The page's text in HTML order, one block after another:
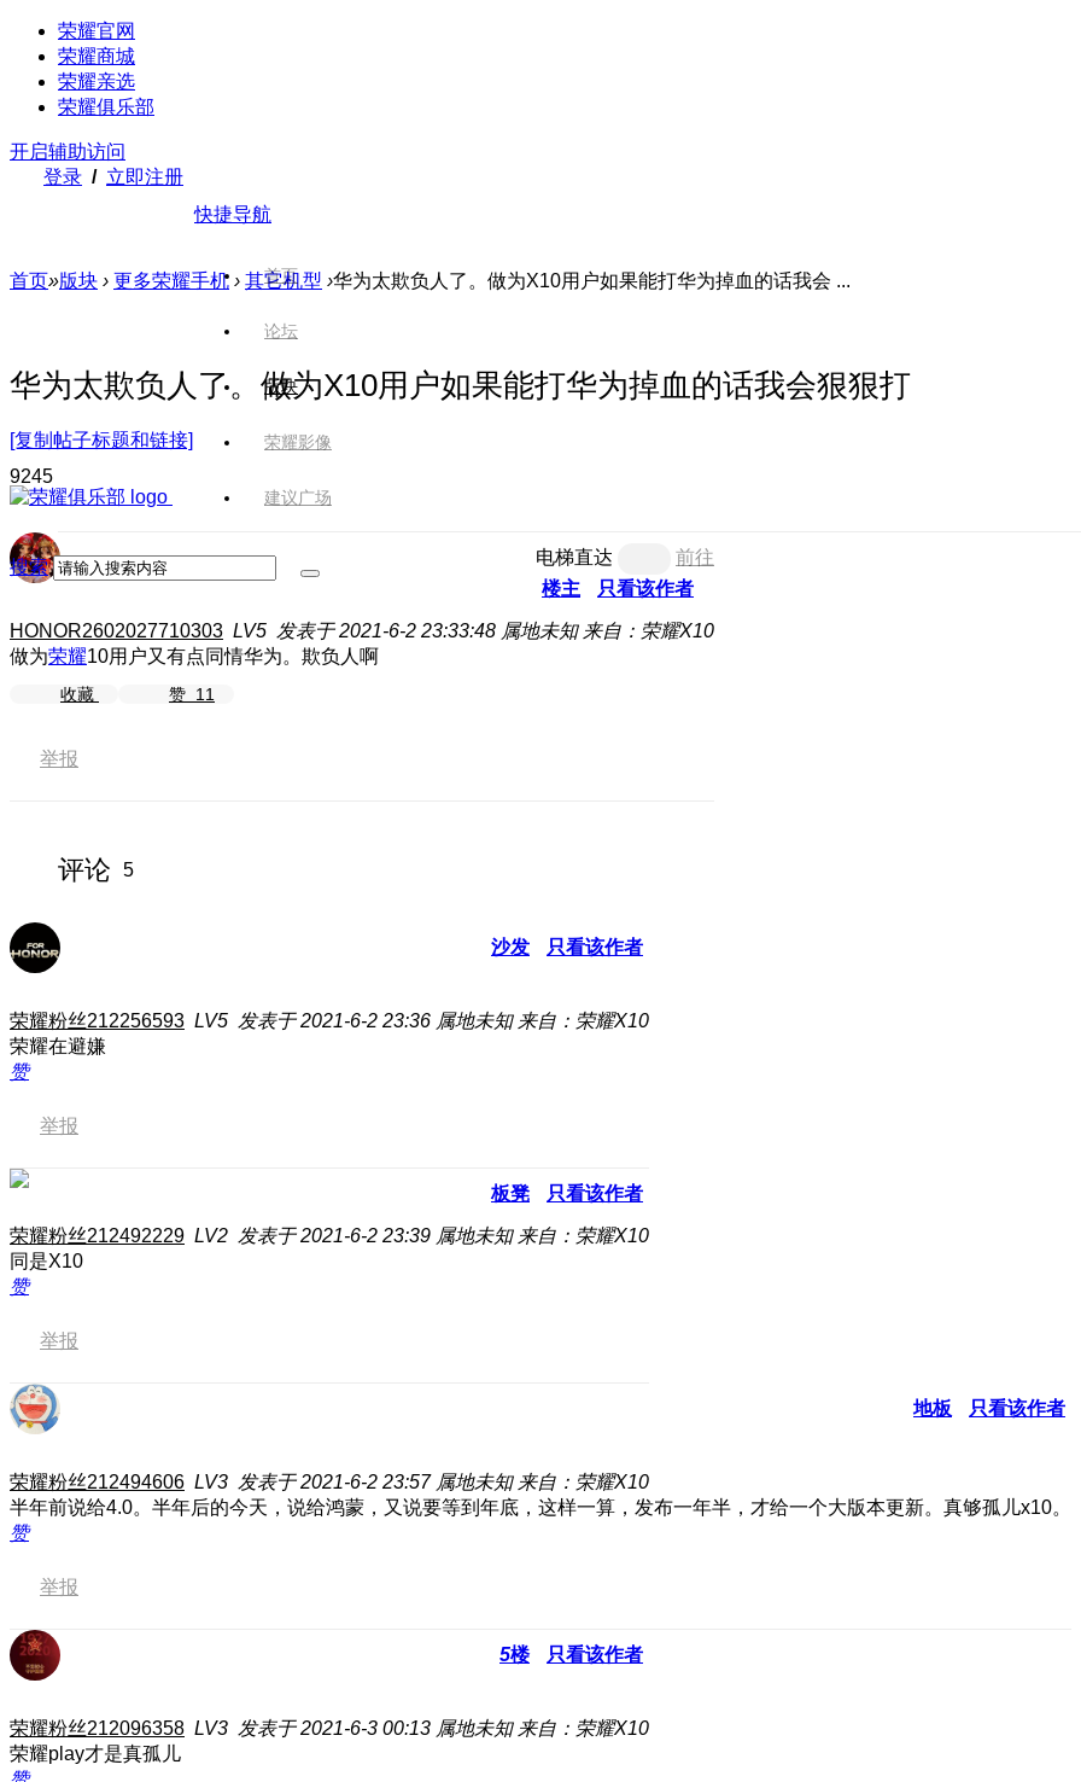
荣耀官网
荣耀商城
荣耀亲选
荣耀俱乐部
开启辅助访问
登录 / 立即注册
快捷导航
首页
论坛
版块
荣耀影像
建议广场
搜索
首页»版块 › 更多荣耀手机 › 其它机型 ›华为太欺负人了。做为X10用户如果能打华为掉血的话我会 ...
华为太欺负人了。做为X10用户如果能打华为掉血的话我会狠狠打
[复制帖子标题和链接]
9245
电梯直达
前往
楼主
只看该作者
HONOR2602027710303 LV5 发表于 2021-6-2 23:33:48 属地未知 来自：荣耀X10
做为荣耀10用户又有点同情华为。欺负人啊
收藏 赞 11
举报
评论 5
沙发 只看该作者
荣耀粉丝212256593 LV5 发表于 2021-6-2 23:36 属地未知 来自：荣耀X10
荣耀在避嫌
赞
举报
板凳 只看该作者
荣耀粉丝212492229 LV2 发表于 2021-6-2 23:39 属地未知 来自：荣耀X10
同是X10
赞
举报
地板 只看该作者
荣耀粉丝212494606 LV3 发表于 2021-6-2 23:57 属地未知 来自：荣耀X10
半年前说给4.0。半年后的今天，说给鸿蒙，又说要等到年底，这样一算，发布一年半，才给一个大版本更新。真够孤儿x10。
赞
举报
5楼 只看该作者
荣耀粉丝212096358 LV3 发表于 2021-6-3 00:13 属地未知 来自：荣耀X10
荣耀play才是真孤儿